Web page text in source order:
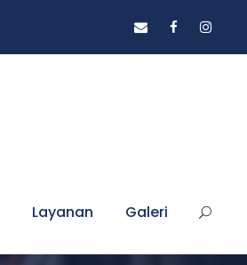
Layanan Galeri